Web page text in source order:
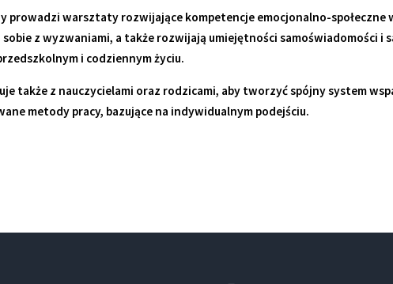
prowadzi warsztaty rozwijające kompetencje emocjonalno-społeczne
z wyzwaniami, a także rozwijają umiejętności samoświadomości
i codziennym życiu.
także z nauczycielami oraz rodzicami, aby tworzyć spójny system
metody pracy, bazujące na indywidualnym podejściu.